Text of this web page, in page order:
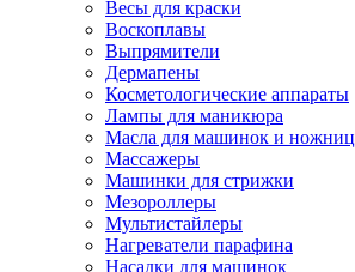
Весы для краски
Воскоплавы
Выпрямители
Дермапены
Косметологические аппараты
Лампы для маникюра
Масла для машинок и ножниц
Массажеры
Машинки для стрижки
Мезороллеры
Мультистайлеры
Нагреватели парафина
Насадки для машинок